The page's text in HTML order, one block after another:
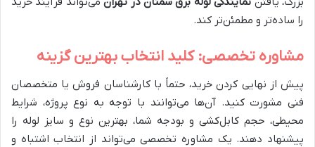
را ساده‌تر و مطمئن‌تر کند.
مشاوره تخصصی: کلید انتخاب بهترین گزینه
پیش از نهایی کردن خرید، حتماً با کارشناسان فروش یا متخصصان
فنی مشورت کنید. آن‌ها می‌توانند با توجه به نوع پروژه، شرایط
محیطی، حجم کابل‌کشی و بودجه شما، بهترین نوع و سایز لوله را
پیشنهاد دهند. یک مشاوره تخصصی می‌تواند از انتخاب اشتباه و